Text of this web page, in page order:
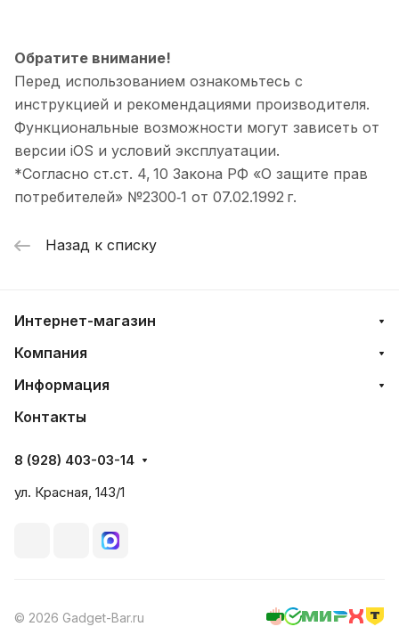
Обратите внимание!
Перед использованием ознакомьтесь с
инструкцией и рекомендациями производителя.
Функциональные возможности могут зависеть от
версии iOS и условий эксплуатации.
*Согласно ст.ст. 4, 10 Закона РФ «О защите прав
потребителей» №2300‑1 от 07.02.1992 г.
Назад к списку
Интернет-магазин
Компания
Информация
Контакты
8 (928) 403-03-14
ул. Красная, 143/1
© 2026 Gadget-Bar.ru